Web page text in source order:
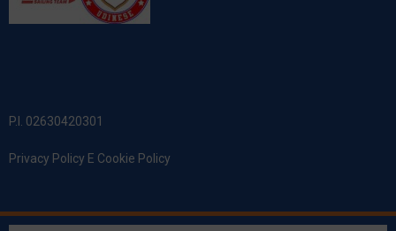
P.I. 02630420301
Privacy Policy E Cookie Policy